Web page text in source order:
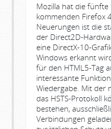
Mozilla hat die fünfte
kommenden Firefox
Neuerungen ist die
der Direct2D-
eine DirectX-10-
Windows erkannt
für den HTML5-Tag
interessante
Wiedergabe. Mit der
das HSTS-Protokoll
bestehen,
Verbindungen